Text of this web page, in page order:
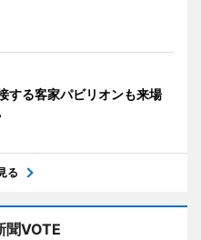
する客家パビリオンも来場
る
聞VOTE